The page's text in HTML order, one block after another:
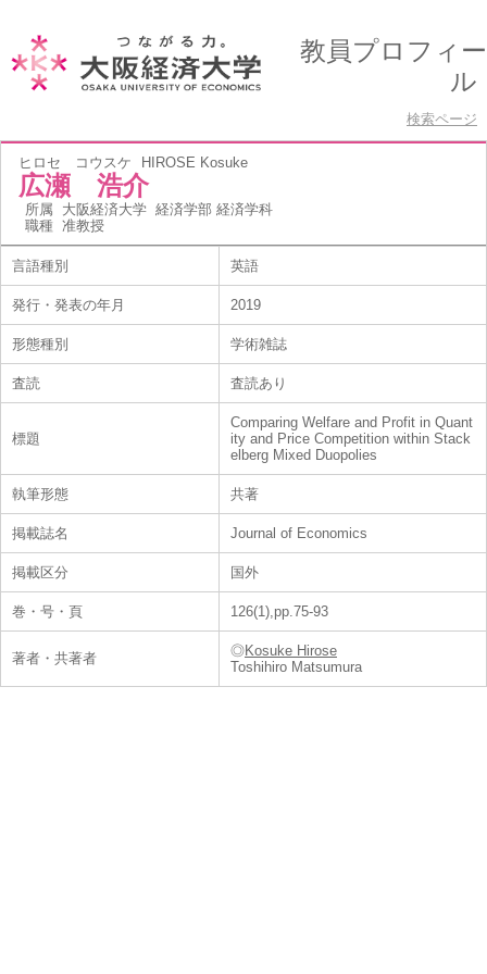
教員プロフィー
ル
検索ページ
ヒロセ コウスケ HIROSE Kosuke
広瀬 浩介
所属 大阪経済大学 経済学部 経済学科
職種 准教授
言語種別 英語
発行・発表の年月 2019
形態種別 学術雑誌
査読 査読あり
標題
Comparing Welfare and Profit in Quant
ity and Price Competition within Stack
elberg Mixed Duopolies
執筆形態 共著
掲載誌名 Journal of Economics
掲載区分 国外
巻・号・頁 126(1),pp.75-93
著者・共著者 ◎Kosuke Hirose
Toshihiro Matsumura